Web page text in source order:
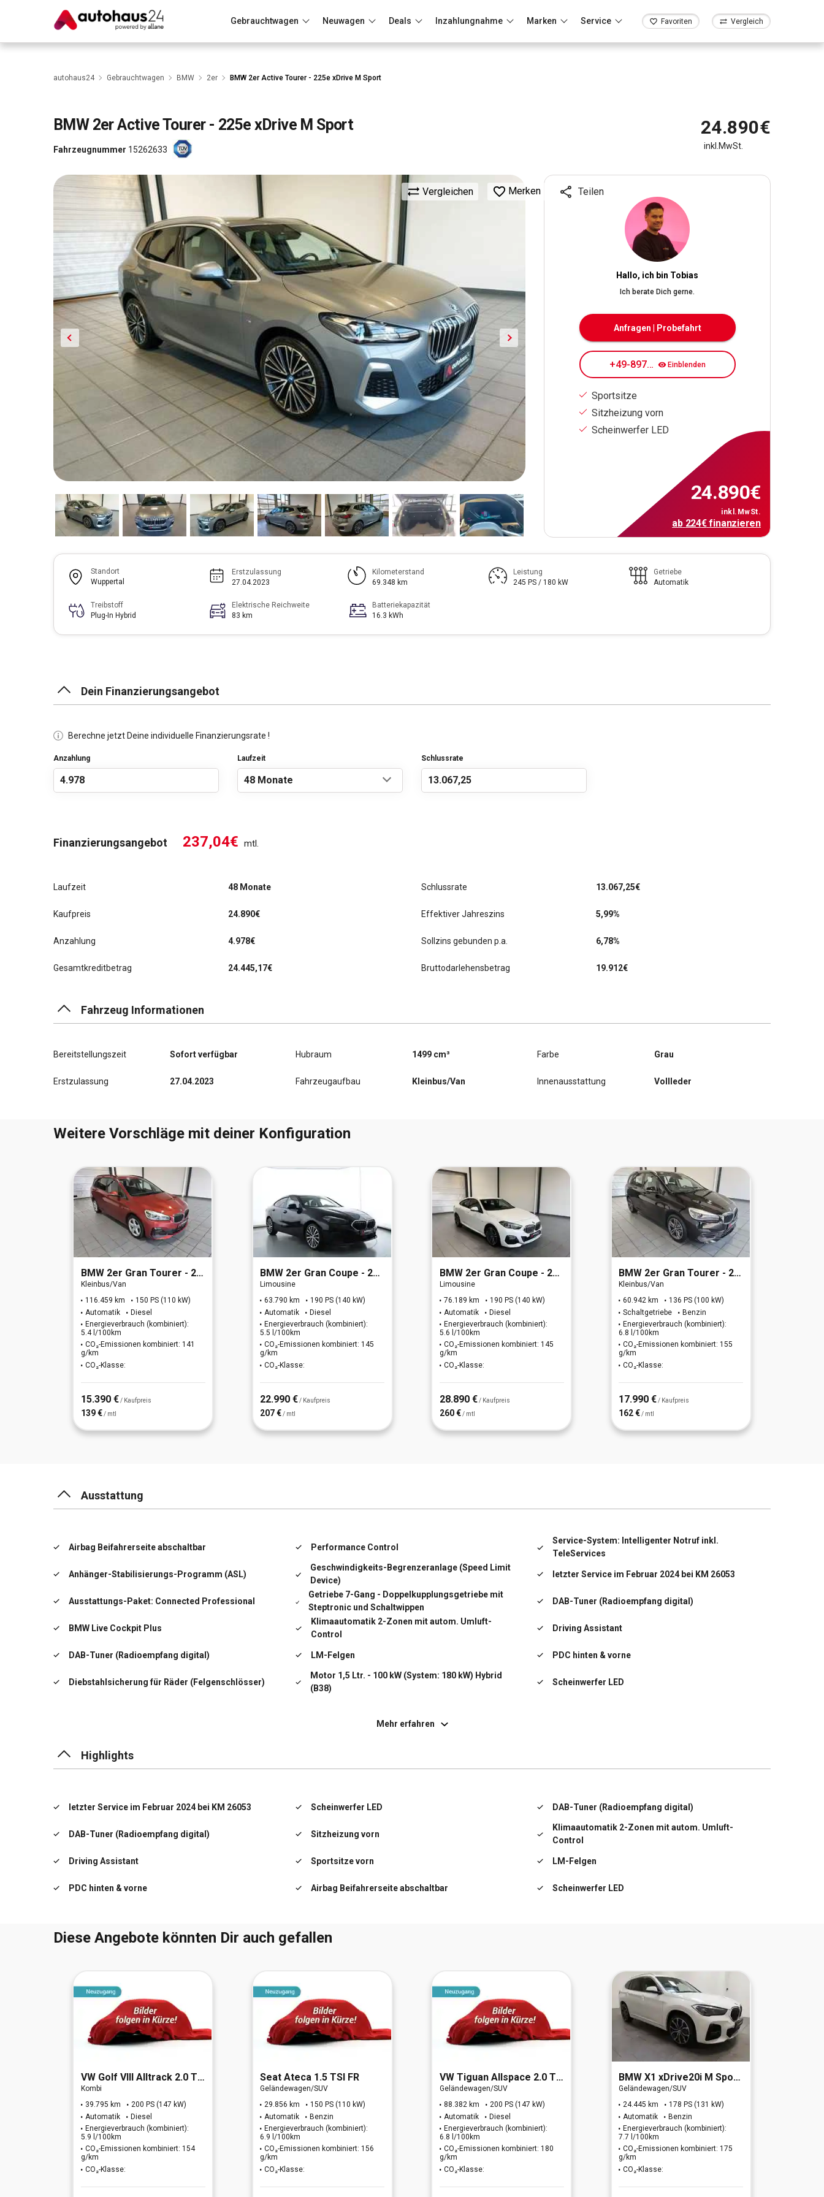
Gebrauchtwagen Neuwagen Deals Inzahlungnahme Marken Service Favoriten Vergleich
Wir bewerten dein AutoRund um die Inzahlungnahme
autohaus24 Gebrauchtwagen BMW 2er BMW 2er Active Tourer - 225e xDrive M Sport
BMW 2er Active Tourer - 225e xDrive M Sport
Fahrzeugnummer 15262633
Vergleichen Merken Teilen
24.890€
inkl.MwSt.
Hallo, ich bin Tobias
Ich berate Dich gerne.
Anfragen | Probefahrt
+49-89708084173 Einblenden
Sportsitze
Sitzheizung vorn
Scheinwerfer LED
24.890€
inkl.MwSt.
ab 224€finanzieren
Standort
Wuppertal
Erstzulassung
27.04.2023
Kilometerstand
69.348 km
Leistung
245 PS / 180 kW
Getriebe
Automatik
Treibstoff
Plug-In Hybrid
Elektrische Reichweite
83 km
Batteriekapazität
16.3 kWh
Dein Finanzierungsangebot
Berechne jetzt Deine individuelle Finanzierungsrate !
Anzahlung Laufzeit Schlussrate
Finanzierungsangebot 237,04€ mtl.
Laufzeit 48 Monate
Kaufpreis 24.890€
Anzahlung 4.978€
Gesamtkreditbetrag 24.445,17€
Schlussrate 13.067,25€
Effektiver Jahreszins 5,99%
Sollzins gebunden p.a. 6,78%
Bruttodarlehensbetrag 19.912€
Fahrzeug Informationen
Bereitstellungszeit Sofort verfügbar
Erstzulassung 27.04.2023
Hubraum 1499 cm³
Fahrzeugaufbau Kleinbus/Van
Farbe Grau
Innenausstattung Vollleder
Weitere Vorschläge mit deiner Konfiguration
BMW 2er Gran Tourer - 218d Advantage (EURO 6d)
Kleinbus/Van
116.459 km
150 PS (110 kW)
Automatik
Diesel
Energieverbrauch (kombiniert):
5.4 l/100km
CO₂-Emissionen kombiniert: 141
g/km
CO₂-Klasse:
15.390 € / Kaufpreis
139 € / mtl
BMW 2er Gran Coupe - 220d Advantage (EURO 6d)
Limousine
63.790 km
190 PS (140 kW)
Automatik
Diesel
Energieverbrauch (kombiniert):
5.5 l/100km
CO₂-Emissionen kombiniert: 145
g/km
CO₂-Klasse:
22.990 € / Kaufpreis
207 € / mtl
BMW 2er Gran Coupe - 220d M Sport (EURO 6d)
Limousine
76.189 km
190 PS (140 kW)
Automatik
Diesel
Energieverbrauch (kombiniert):
5.6 l/100km
CO₂-Emissionen kombiniert: 145
g/km
CO₂-Klasse:
28.890 € / Kaufpreis
260 € / mtl
BMW 2er Gran Tourer - 218i Sport Line
Kleinbus/Van
60.942 km
136 PS (100 kW)
Schaltgetriebe
Benzin
Energieverbrauch (kombiniert):
6.8 l/100km
CO₂-Emissionen kombiniert: 155
g/km
CO₂-Klasse:
17.990 € / Kaufpreis
162 € / mtl
Ausstattung
Airbag Beifahrerseite abschaltbar
Anhänger-Stabilisierungs-Programm (ASL)
Ausstattungs-Paket: Connected Professional
BMW Live Cockpit Plus
DAB-Tuner (Radioempfang digital)
Diebstahlsicherung für Räder (Felgenschlösser)
Performance Control
Geschwindigkeits-Begrenzeranlage (Speed Limit
Device)
Getriebe 7-Gang - Doppelkupplungsgetriebe mit
Steptronic und Schaltwippen
Klimaautomatik 2-Zonen mit autom. Umluft-
Control
LM-Felgen
Motor 1,5 Ltr. - 100 kW (System: 180 kW) Hybrid
(B38)
Service-System: Apple CarPlay Information
Service-System: Intelligenter Notruf inkl.
TeleServices
letzter Service im Februar 2024 bei KM 26053
DAB-Tuner (Radioempfang digital)
Driving Assistant
PDC hinten & vorne
Scheinwerfer LED
Mehr erfahren
Highlights
letzter Service im Februar 2024 bei KM 26053
DAB-Tuner (Radioempfang digital)
Driving Assistant
PDC hinten & vorne
Scheinwerfer LED
Sitzheizung vorn
Sportsitze vorn
Airbag Beifahrerseite abschaltbar
DAB-Tuner (Radioempfang digital)
Klimaautomatik 2-Zonen mit autom. Umluft-
Control
LM-Felgen
Scheinwerfer LED
Diese Angebote könnten Dir auch gefallen
VW Golf VIII Alltrack 2.0 TDI 4Motion
Kombi
39.795 km
200 PS (147 kW)
Automatik
Diesel
Energieverbrauch (kombiniert):
5.9 l/100km
CO₂-Emissionen kombiniert: 154
g/km
CO₂-Klasse:
Seat Ateca 1.5 TSI FR
Geländewagen/SUV
29.856 km
150 PS (110 kW)
Automatik
Benzin
Energieverbrauch (kombiniert):
6.9 l/100km
CO₂-Emissionen kombiniert: 156
g/km
CO₂-Klasse:
VW Tiguan Allspace 2.0 TDI R-Line 4Motion (EURO 6d)
Geländewagen/SUV
88.382 km
200 PS (147 kW)
Automatik
Diesel
Energieverbrauch (kombiniert):
6.8 l/100km
CO₂-Emissionen kombiniert: 180
g/km
CO₂-Klasse:
BMW X1 xDrive20i M Sport (EURO 6d)
Geländewagen/SUV
24.445 km
178 PS (131 kW)
Automatik
Benzin
Energieverbrauch (kombiniert):
7.7 l/100km
CO₂-Emissionen kombiniert: 175
g/km
CO₂-Klasse: